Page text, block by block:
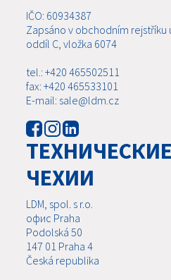
IČO: 60934387
Zapsáno v obchodním rejstříku
oddíl C, vložka 6074
tel.: +420 465502511
fax: +420 465533101
E-mail: sale@ldm.cz
ЧЕХИИ
LDM, spol. s r.o.
офис Praha
Podolská 50
147 01 Praha 4
Česká republika